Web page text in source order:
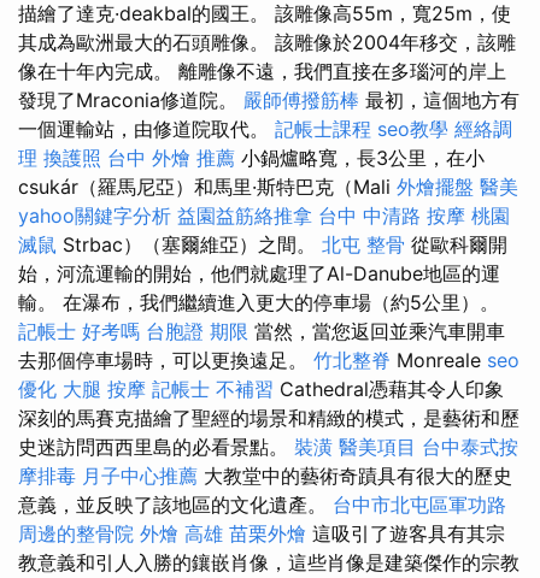
描繪了達克·deakbal的國王。 該雕像高55m，寬25m，使
其成為歐洲最大的石頭雕像。 該雕像於2004年移交，該雕
像在十年內完成。 離雕像不遠，我們直接在多瑙河的岸上
發現了Mraconia修道院。 嚴師傅撥筋棒 最初，這個地方有
一個運輸站，由修道院取代。 記帳士課程 seo教學 經絡調
理 換護照 台中 外燴 推薦 小鍋爐略寬，長3公里，在小
csukár（羅馬尼亞）和馬里·斯特巴克（Mali 外燴擺盤 醫美
yahoo關鍵字分析 益園益筋絡推拿 台中 中清路 按摩 桃園
滅鼠 Strbac）（塞爾維亞）之間。 北屯 整骨 從歐科爾開
始，河流運輸的開始，他們就處理了Al-Danube地區的運
輸。 在瀑布，我們繼續進入更大的停車場（約5公里）。
記帳士 好考嗎 台胞證 期限 當然，當您返回並乘汽車開車
去那個停車場時，可以更換遠足。 竹北整脊 Monreale seo
優化 大腿 按摩 記帳士 不補習 Cathedral憑藉其令人印象
深刻的馬賽克描繪了聖經的場景和精緻的模式，是藝術和歷
史迷訪問西西里島的必看景點。 裝潢 醫美項目 台中泰式按
摩排毒 月子中心推薦 大教堂中的藝術奇蹟具有很大的歷史
意義，並反映了該地區的文化遺產。 台中市北屯區軍功路
周邊的整骨院 外燴 高雄 苗栗外燴 這吸引了遊客具有其宗
教意義和引人入勝的鑲嵌肖像，這些肖像是建築傑作的宗教